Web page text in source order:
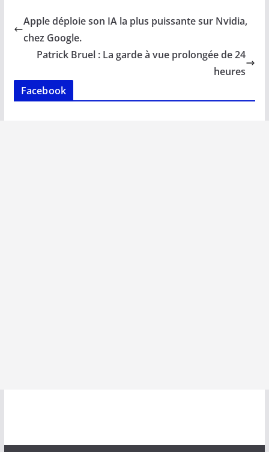
b
o
o
k
l s
p
e
n
y
n
g
Apple déploie son IA la plus puissante sur Nvidia,
chez Google.
Patrick Bruel : La garde à vue prolongée de 24
heures
Facebook